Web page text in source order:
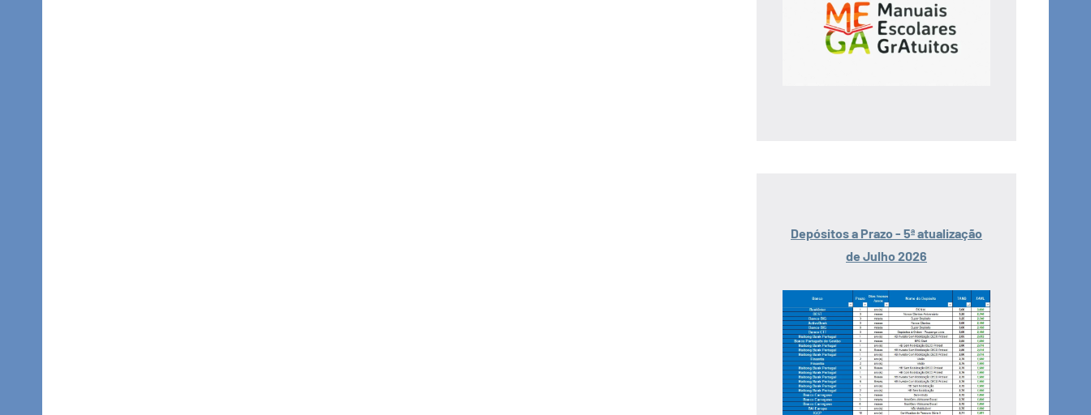
Depósitos a Prazo - 5ª atualização
de Julho 2026